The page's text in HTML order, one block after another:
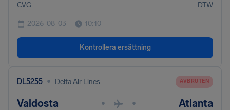
CVG DTW
2026-08-03 10:10
Kontrollera ersättning
DL5255 • Delta Air Lines AVBRUTEN
Valdosta • • Atlanta